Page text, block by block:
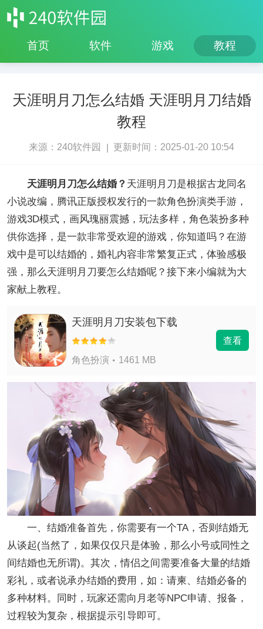
首页 软件 游戏 教程
天涯明月刀怎么结婚 天涯明月刀结婚
教程
来源：240软件园 更新时间：2025-01-20 10:54
天涯明月刀怎么结婚？ 天涯明月刀是根据古龙同名
小说改编，腾讯正版授权发行的一款角色扮演类手游，
游戏3D模式，画风瑰丽震撼，玩法多样，角色装扮多种
供你选择，是一款非常受欢迎的游戏，你知道吗？在游
戏中是可以结婚的，婚礼内容非常繁复正式，体验感极
强，那么天涯明月刀要怎么结婚呢？接下来小编就为大
家献上教程。
天涯明月刀安装包下载
角色扮演 1461 MB
查看
一、结婚准备首先，你需要有一个TA，否则结婚无
从谈起(当然了，如果仅仅只是体验，那么小号或同性之
间结婚也无所谓)。其次，情侣之间需要准备大量的结婚
彩礼，或者说承办结婚的费用，如：请柬、结婚必备的
多种材料。同时，玩家还需向月老等NPC申请、报备，
过程较为复杂，根据提示引导即可。